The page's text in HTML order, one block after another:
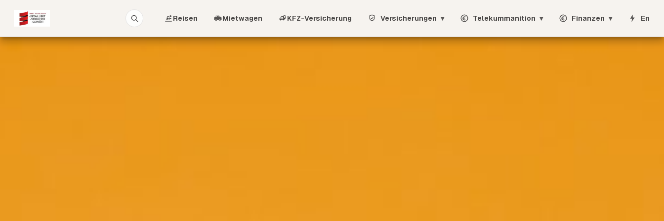
Reisen Mietwagen KFZ-Versicherung Versicherungen ▾ Telekummanition ▾ Finanzen ▾